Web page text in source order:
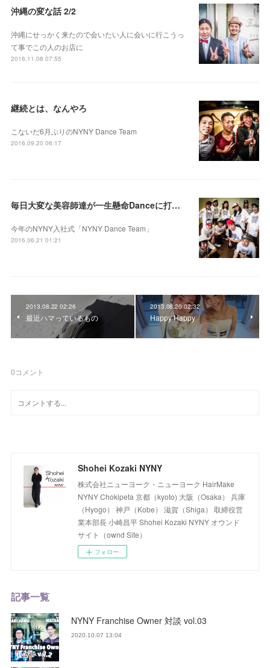
沖縄の変な話 2/2
沖縄にせっかく来たので会いたい人に会いに行こうっ
て事でこの人のお店に
2016.11.08 07:55
継続とは、なんやろ
こないだ6月ぶりのNYNY Dance Team
2016.09.20 06:17
毎日大変な美容師達が一生懸命Danceに打ち込んだ今日この頃
今年のNYNY入社式「NYNY Dance Team」
2016.06.21 01:21
2013.08.22 02:26
最近ハマっているもの
2013.08.20 02:32
Happy Happy
0コメント
Shohei Kozaki NYNY
株式会社ニューヨーク・ニューヨーク HairMake
NYNY Chokipeta 京都（kyoto) 大阪（Osaka） 兵庫
（Hyogo） 神戸（Kobe） 滋賀（Shiga） 取締役営
業本部長 小崎昌平 Shohei Kozaki NYNY オウンド
サイト（ownd Site）
フォロー
記事一覧
NYNY Franchise Owner 対談 vol.03
2020.10.07 13:04